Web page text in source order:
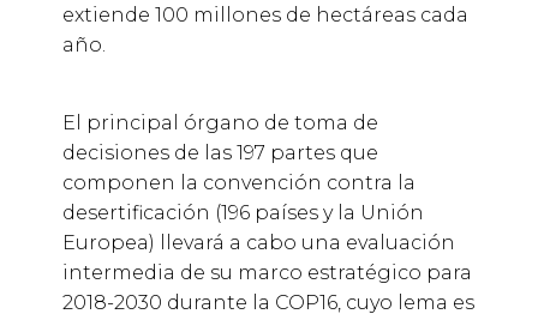
extiende 100 millones de hectáreas cada
año.
El principal órgano de toma de
decisiones de las 197 partes que
componen la convención contra la
desertificación (196 países y la Unión
Europea) llevará a cabo una evaluación
intermedia de su marco estratégico para
2018-2030 durante la COP16, cuyo lema es